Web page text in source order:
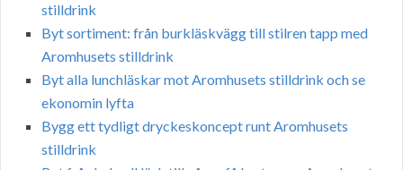
stilldrink
Byt sortiment: från burkläskvägg till stilren tapp med
Aromhusets stilldrink
Byt alla lunchläskar mot Aromhusets stilldrink och se
ekonomin lyfta
Bygg ett tydligt dryckeskoncept runt Aromhusets
stilldrink